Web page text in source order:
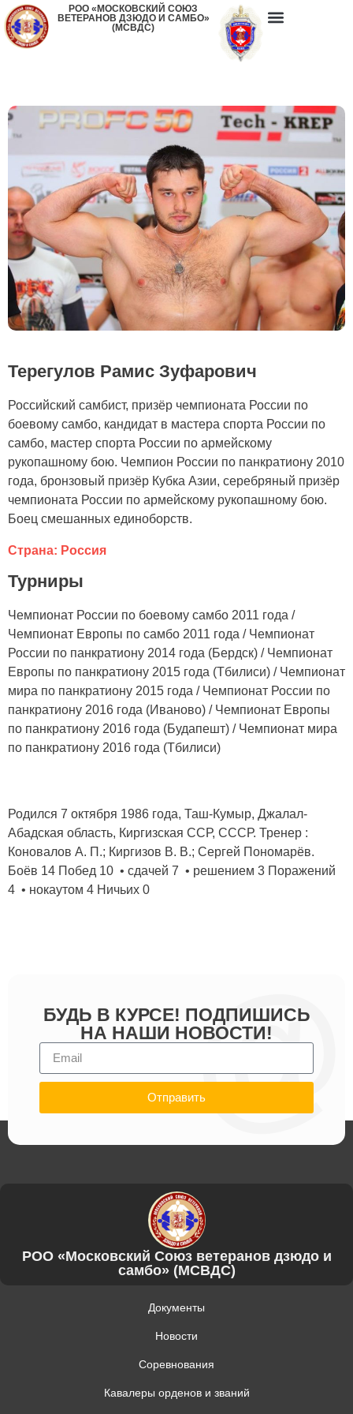
РОО «МОСКОВСКИЙ СОЮЗ
ВЕТЕРАНОВ ДЗЮДО И САМБО»
(МСВДС)
Терегулов Рамис Зуфарович
Российский самбист, призёр чемпионата России по
боевому самбо, кандидат в мастера спорта России по
самбо, мастер спорта России по армейскому
рукопашному бою. Чемпион России по панкратиону 2010
года, бронзовый призёр Кубка Азии, серебряный призёр
чемпионата России по армейскому рукопашному бою.
Боец смешанных единоборств.
Страна: Россия
Турниры
Чемпионат России по боевому самбо 2011 года /
Чемпионат Европы по самбо 2011 года / Чемпионат
России по панкратиону 2014 года (Бердск) / Чемпионат
Европы по панкратиону 2015 года (Тбилиси) / Чемпионат
мира по панкратиону 2015 года / Чемпионат России по
панкратиону 2016 года (Иваново) / Чемпионат Европы
по панкратиону 2016 года (Будапешт) / Чемпионат мира
по панкратиону 2016 года (Тбилиси)
Родился 7 октября 1986 года, Таш-Кумыр, Джалал-
Абадская область, Киргизская ССР, СССР. Тренер :
Коновалов А. П.; Киргизов В. В.; Сергей Пономарёв.
Боёв 14 Побед 10 • сдачей 7 • решением 3 Поражений
4 • нокаутом 4 Ничьих 0
БУДЬ В КУРСЕ! ПОДПИШИСЬ
НА НАШИ НОВОСТИ!
Отправить
РОО «Московский Союз ветеранов дзюдо и
самбо» (МСВДС)
Документы
Новости
Соревнования
Кавалеры орденов и званий